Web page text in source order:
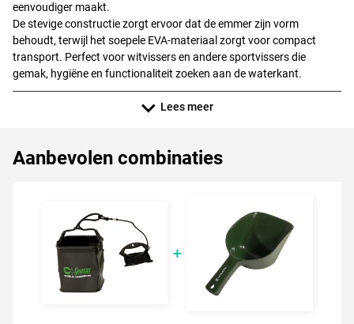
eenvoudiger maakt.
De stevige constructie zorgt ervoor dat de emmer zijn vorm
behoudt, terwijl het soepele EVA-materiaal zorgt voor compact
transport. Perfect voor witvissers en andere sportvissers die
gemak, hygiëne en functionaliteit zoeken aan de waterkant.
Lees meer
Aanbevolen combinaties